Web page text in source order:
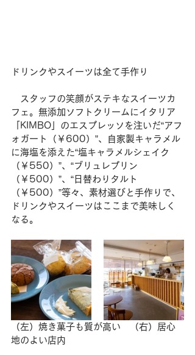
ドリンクやスイーツは全て手作り
スタッフの笑顔がステキなスイーツカ
フェ。無添加ソフトクリームにイタリア
「KIMBO」のエスプレッソを注いだ“アフ
ォガート（￥600）”、自家製キャラメル
に海塩を添えた“塩キャラメルシェイク
（￥550）”、“ブリュレプリン
（￥500）”、“日替わりタルト
（￥500）”等々、素材選びと手作りで、
ドリンクやスイーツはここまで美味しく
なる。
（左）焼き菓子も質が高い　（右）居心
地のよい店内